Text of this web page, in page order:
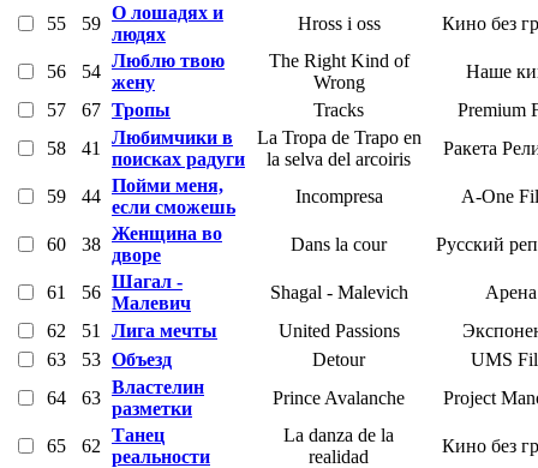
55 59
О лошадях и
людях
Hross i oss Кино без
56 54
Люблю твою
жену
The Right Kind of
Wrong
Наше
57
67 Тропы Tracks
Premium
58
41
Любимчики в
поисках радуги
La Tropa de Trapo en
la selva del arcoiris
Ракета
59 44
Пойми меня,
если сможешь
Incompresa A-One
60 38
Женщина во
дворе
Dans la cour Русский
61 56
Шагал -
Малевич
Shagal - Malevich
Арена
62
51 Лига мечты United Passions
63
53 Объезд Detour
UMS
64
63
Властелин
разметки
Prince Avalanche Project
65 62
Танец
реальности
La danza de la
realidad
Кино без